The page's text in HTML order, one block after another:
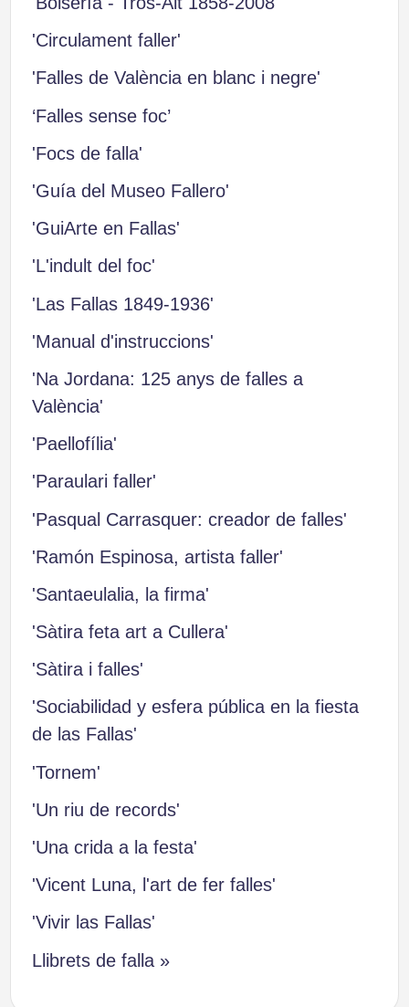
'Circulament faller'
'Falles de València en blanc i negre'
‘Falles sense foc’
'Focs de falla'
'Guía del Museo Fallero'
'GuiArte en Fallas'
'L'indult del foc'
'Las Fallas 1849-1936'
'Manual d'instruccions'
'Na Jordana: 125 anys de falles a
València'
'Paellofília'
'Paraulari faller'
'Pasqual Carrasquer: creador de falles'
'Ramón Espinosa, artista faller'
'Santaeulalia, la firma'
'Sàtira feta art a Cullera'
'Sàtira i falles'
'Sociabilidad y esfera pública en la fiesta
de las Fallas'
'Tornem'
'Un riu de records'
'Una crida a la festa'
'Vicent Luna, l'art de fer falles'
'Vivir las Fallas'
Llibrets de falla »